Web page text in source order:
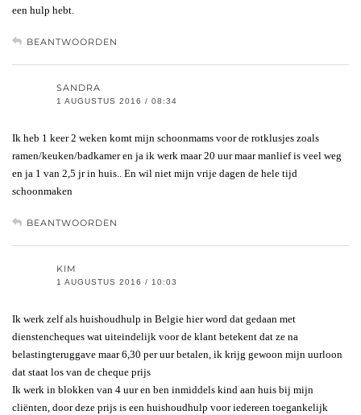
een hulp hebt.
BEANTWOORDEN
SANDRA
1 AUGUSTUS 2016 / 08:34
Ik heb 1 keer 2 weken komt mijn schoonmams voor de rotklusjes zoals
ramen/keuken/badkamer en ja ik werk maar 20 uur maar manlief is veel weg
en ja 1 van 2,5 jr in huis.. En wil niet mijn vrije dagen de hele tijd
schoonmaken
BEANTWOORDEN
KIM
1 AUGUSTUS 2016 / 10:03
Ik werk zelf als huishoudhulp in Belgie hier word dat gedaan met
dienstencheques wat uiteindelijk voor de klant betekent dat ze na
belastingteruggave maar 6,30 per uur betalen, ik krijg gewoon mijn uurloon
dat staat los van de cheque prijs
Ik werk in blokken van 4 uur en ben inmiddels kind aan huis bij mijn
cliënten, door deze prijs is een huishoudhulp voor iedereen toegankelijk